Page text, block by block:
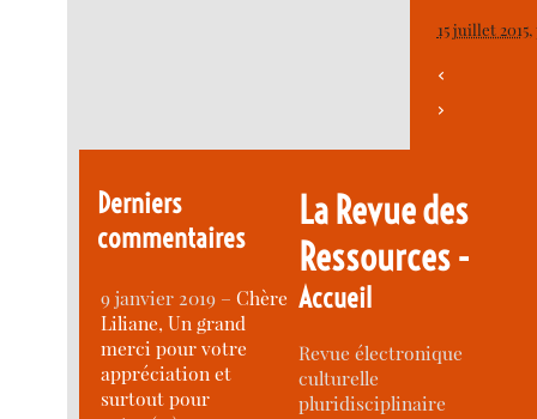
15 juillet 2015,
<
>
Derniers
commentaires
9 janvier 2019 –Chère
Liliane, Un grand
merci pour votre
appréciation et
surtout pour
La Revue des
Ressources -
Accueil
Revue électronique
culturelle
pluridisciplinaire